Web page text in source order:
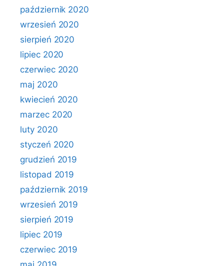
październik 2020
wrzesień 2020
sierpień 2020
lipiec 2020
czerwiec 2020
maj 2020
kwiecień 2020
marzec 2020
luty 2020
styczeń 2020
grudzień 2019
listopad 2019
październik 2019
wrzesień 2019
sierpień 2019
lipiec 2019
czerwiec 2019